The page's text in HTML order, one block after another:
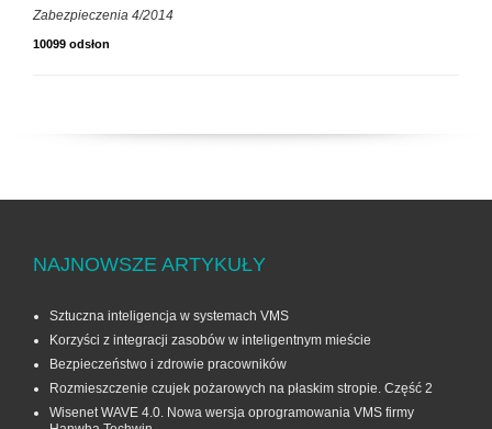
Zabezpieczenia 4/2014
10099 odsłon
NAJNOWSZE ARTYKUŁY
Sztuczna inteligencja w systemach VMS
Korzyści z integracji zasobów w inteligentnym mieście
Bezpieczeństwo i zdrowie pracowników
Rozmieszczenie czujek pożarowych na płaskim stropie. Część 2
Wisenet WAVE 4.0. Nowa wersja oprogramowania VMS firmy